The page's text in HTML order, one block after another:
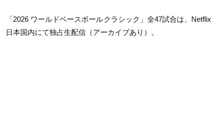
「2026 ワールドベースボールクラシック」全47試合は、Netflix
日本国内にて独占生配信（アーカイブあり）。